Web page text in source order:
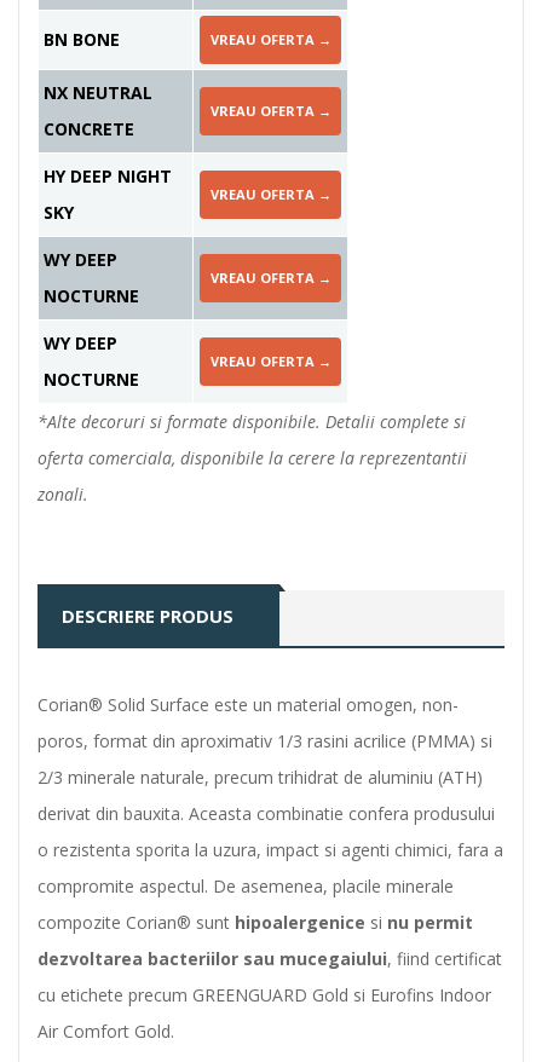
BN BONE VREAU OFERTA →
NX NEUTRAL
CONCRETE
VREAU OFERTA →
HY DEEP NIGHT
SKY
VREAU OFERTA →
WY DEEP
NOCTURNE
VREAU OFERTA →
WY DEEP
NOCTURNE
VREAU OFERTA →
*Alte decoruri si formate disponibile. Detalii complete si
oferta comerciala, disponibile la cerere la reprezentantii
zonali.
DESCRIERE PRODUS
Corian® Solid Surface este un material omogen, non-
poros, format din aproximativ 1/3 rasini acrilice (PMMA) si
2/3 minerale naturale, precum trihidrat de aluminiu (ATH)
derivat din bauxita. Aceasta combinatie confera produsului
o rezistenta sporita la uzura, impact si agenti chimici, fara a
compromite aspectul. De asemenea, placile minerale
compozite Corian® sunt hipoalergenice si nu permit
dezvoltarea bacteriilor sau mucegaiului, fiind certificat
cu etichete precum GREENGUARD Gold si Eurofins Indoor
Air Comfort Gold.